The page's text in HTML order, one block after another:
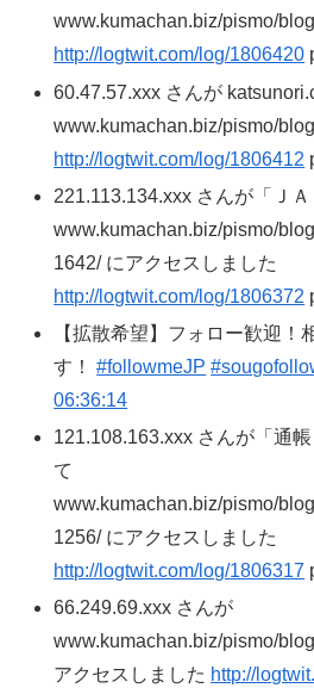
www.kumachan.biz/pismo/
http://logtwit.com/log/1806420
60.47.57.xxx さんが
www.kumachan.biz/pismo/
http://logtwit.com/log/1806412
221.113.134.xxx さんが「Ｊ
www.kumachan.biz/pismo/
1642/ にアクセスしました
http://logtwit.com/log/1806372
【拡散希望】フォロー歓迎！
す！#followmeJP
06:36:14
121.108.163.xxx さんが「通
て
www.kumachan.biz/pismo/
1256/ にアクセスしました
http://logtwit.com/log/1806317
66.249.69.xxx さんが
www.kumachan.biz/pismo/
アクセスしました http://